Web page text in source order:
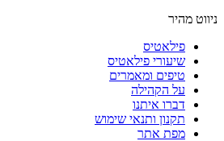
ניווט מהיר
פילאטיס
שיעורי פילאטיס
טיפים ומאמרים
על הקהילה
דברו איתנו
תקנון ותנאי שימוש
מפת אתר